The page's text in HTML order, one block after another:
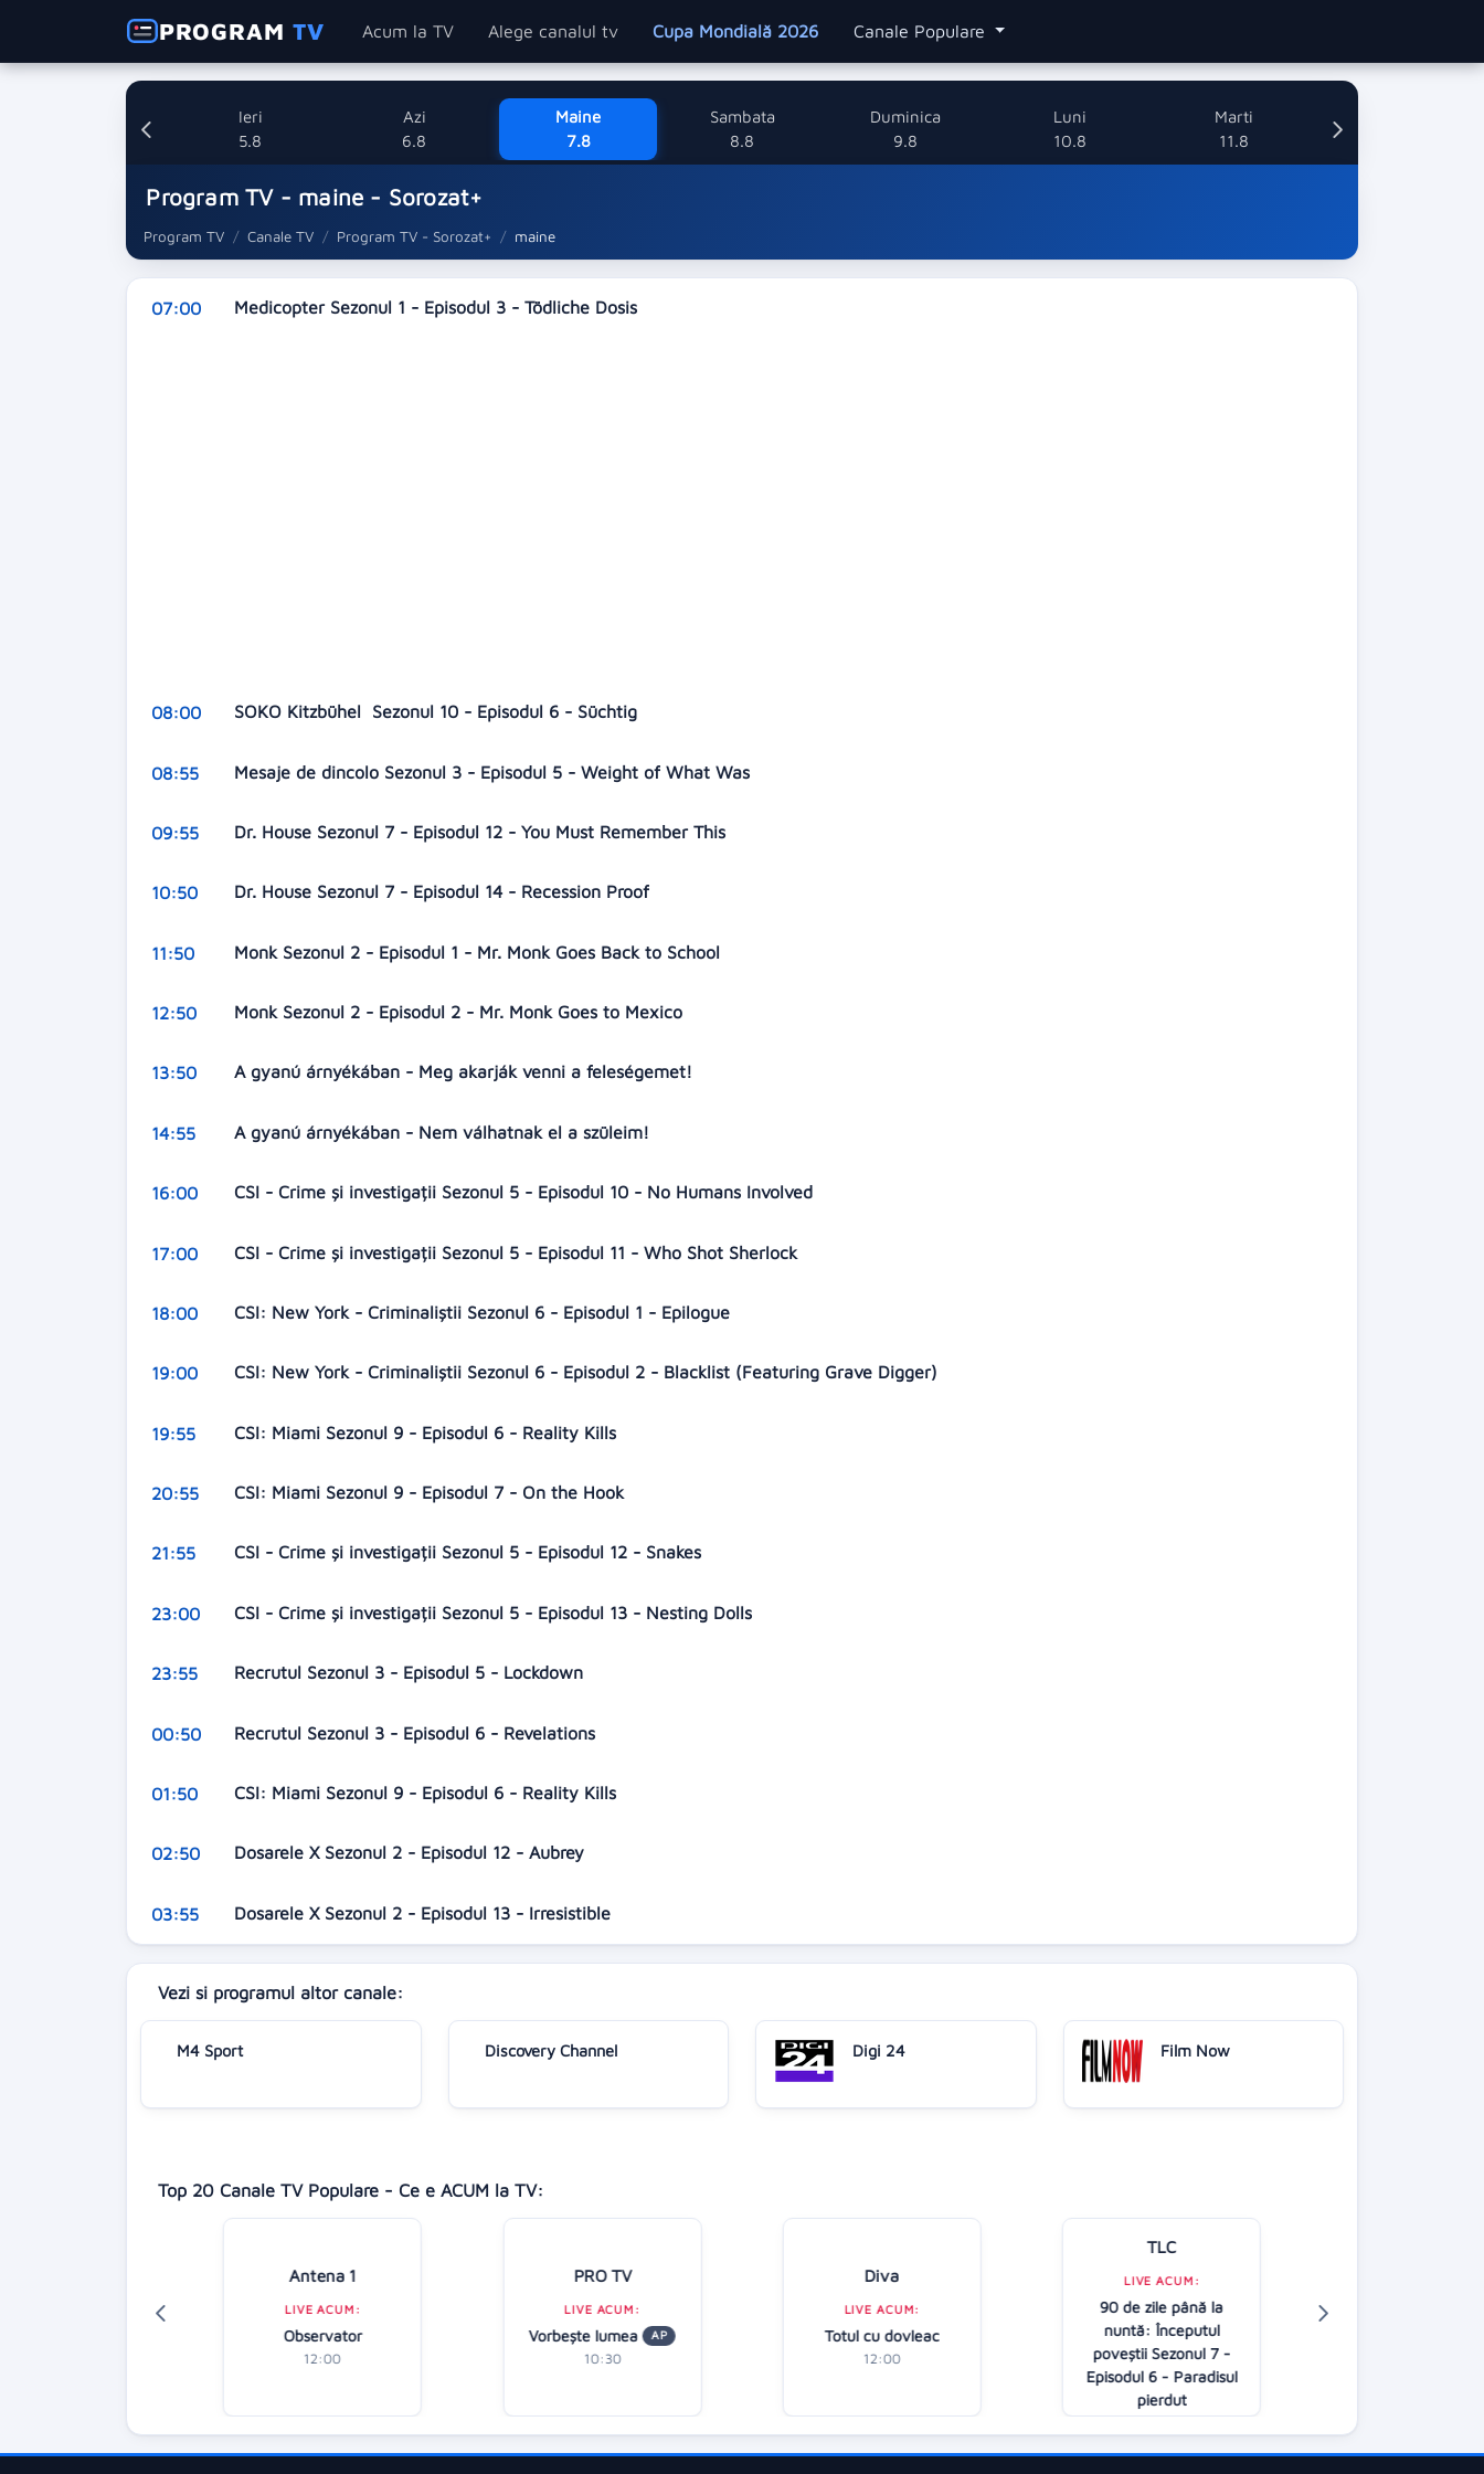
PROGRAMTV Acum la TV Alege canalul tv Cupa Mondială 2026 Canale Populare
Ieri
5.8
Azi
6.8
Maine
7.8
Sambata
8.8
Duminica
9.8
Luni
10.8
Marti
11.8
Program TV - maine - Sorozat+
Program TV Canale TV Program TV - Sorozat+ maine
07:00 Medicopter Sezonul 1 - Episodul 3 - Tödliche Dosis
08:00 SOKO Kitzbühel Sezonul 10 - Episodul 6 - Süchtig
08:55 Mesaje de dincolo Sezonul 3 - Episodul 5 - Weight of What Was
09:55 Dr. House Sezonul 7 - Episodul 12 - You Must Remember This
10:50 Dr. House Sezonul 7 - Episodul 14 - Recession Proof
11:50 Monk Sezonul 2 - Episodul 1 - Mr. Monk Goes Back to School
12:50 Monk Sezonul 2 - Episodul 2 - Mr. Monk Goes to Mexico
13:50 A gyanú árnyékában - Meg akarják venni a feleségemet!
14:55 A gyanú árnyékában - Nem válhatnak el a szüleim!
16:00 CSI - Crime și investigații Sezonul 5 - Episodul 10 - No Humans Involved
17:00 CSI - Crime și investigații Sezonul 5 - Episodul 11 - Who Shot Sherlock
18:00 CSI: New York - Criminaliștii Sezonul 6 - Episodul 1 - Epilogue
19:00 CSI: New York - Criminaliștii Sezonul 6 - Episodul 2 - Blacklist (Featuring Grave Digger)
19:55 CSI: Miami Sezonul 9 - Episodul 6 - Reality Kills
20:55 CSI: Miami Sezonul 9 - Episodul 7 - On the Hook
21:55 CSI - Crime și investigații Sezonul 5 - Episodul 12 - Snakes
23:00 CSI - Crime și investigații Sezonul 5 - Episodul 13 - Nesting Dolls
23:55 Recrutul Sezonul 3 - Episodul 5 - Lockdown
00:50 Recrutul Sezonul 3 - Episodul 6 - Revelations
01:50 CSI: Miami Sezonul 9 - Episodul 6 - Reality Kills
02:50 Dosarele X Sezonul 2 - Episodul 12 - Aubrey
03:55 Dosarele X Sezonul 2 - Episodul 13 - Irresistible
Vezi si programul altor canale:
M4 Sport Discovery Channel Digi 24 Film Now
Top 20 Canale TV Populare - Ce e ACUM la TV:
Antena 1
LIVE ACUM:
Observator
12:00
PRO TV
LIVE ACUM:
Vorbeşte lumea AP
10:30
Diva
LIVE ACUM:
Totul cu dovleac
12:00
TLC
LIVE ACUM:
90 de zile până la
nuntă: Începutul
poveştii Sezonul 7 -
Episodul 6 - Paradisul
pierdut